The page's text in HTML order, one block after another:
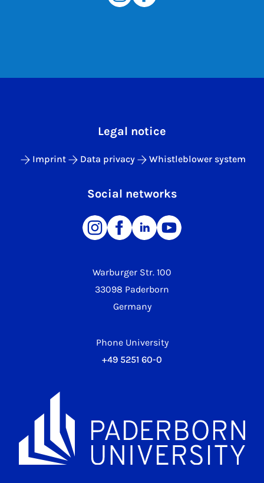
Warburger Str. 100
33098 Paderborn
Germany
Phone University
+49 5251 60-0
Legal notice
Imprint Data privacy Whistleblower system
Social networks